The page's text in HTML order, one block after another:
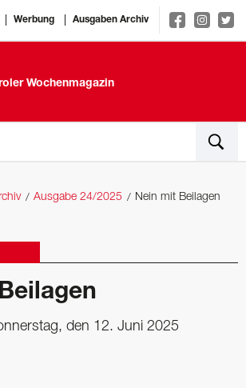
Werbung Ausgaben Archiv
Wochenmagazin
Ausgabe 24/2025 Nein mit Beilagen
den 12. Juni 2025